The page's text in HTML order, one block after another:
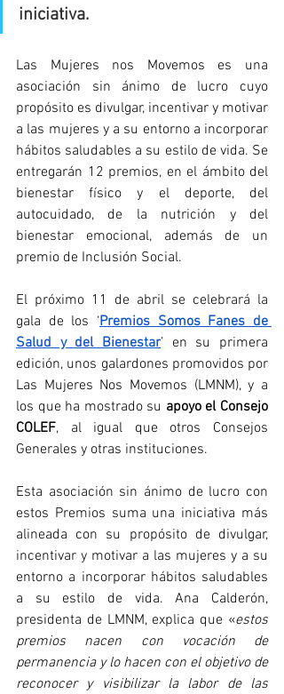
iniciativa.
Las Mujeres nos Movemos es una
asociación sin ánimo de lucro cuyo
propósito es divulgar, incentivar y motivar
a las mujeres y a su entorno a incorporar
hábitos saludables a su estilo de vida. Se
entregarán 12 premios, en el ámbito del
bienestar físico y el deporte, del
autocuidado, de la nutrición y del
bienestar emocional, además de un
premio de Inclusión Social.
El próximo 11 de abril se celebrará la
gala de los ‘Premios Somos Fanes de
Salud y del Bienestar’ en su primera
edición, unos galardones promovidos por
Las Mujeres Nos Movemos (LMNM), y a
los que ha mostrado su apoyo el Consejo
COLEF, al igual que otros Consejos
Generales y otras instituciones.
Esta asociación sin ánimo de lucro con
estos Premios suma una iniciativa más
alineada con su propósito de divulgar,
incentivar y motivar a las mujeres y a su
entorno a incorporar hábitos saludables
a su estilo de vida. Ana Calderón,
presidenta de LMNM, explica que «estos
premios nacen con vocación de
permanencia y lo hacen con el objetivo de
reconocer y visibilizar la labor de las